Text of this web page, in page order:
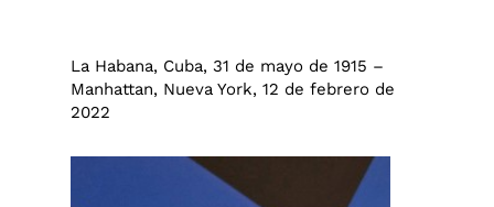
La Habana, Cuba, 31 de mayo de 1915 –
Manhattan, Nueva York, 12 de febrero de
2022